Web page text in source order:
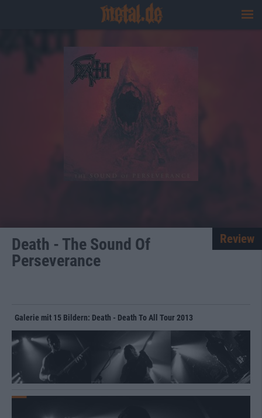
Death - The Sound Of
Perseverance
Review
Galerie mit 15 Bildern: Death - Death To All Tour 2013